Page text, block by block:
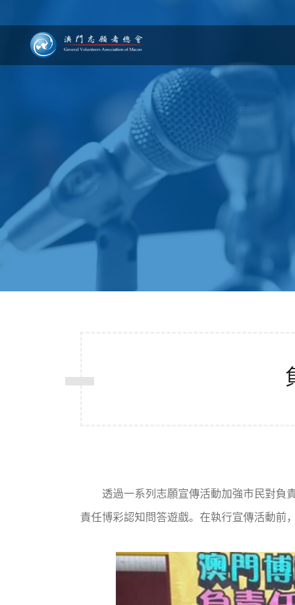
透過一系列志願宣傳活動加強市民對負
責任博彩認知問答遊戲。在執行宣傳活動前